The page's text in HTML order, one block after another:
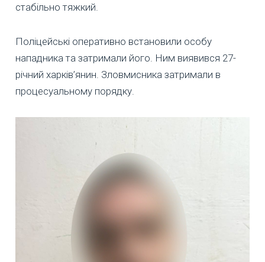
стабільно тяжкий.
Поліцейські оперативно встановили особу
нападника та затримали його. Ним виявився 27-
річний харків’янин. Зловмисника затримали в
процесуальному порядку.